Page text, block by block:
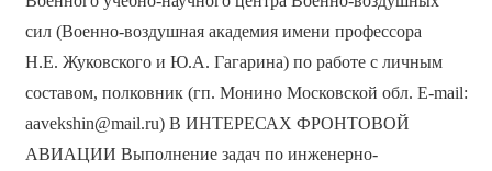
сил (Военно-воздушная академия имени профессора
Н.Е. Жуковского и Ю.А. Гагарина) по работе с личным
составом, полковник (гп. Монино Московской обл. E-mail:
aavekshin@mail.ru) В ИНТЕРЕСАХ ФРОНТОВОЙ
АВИАЦИИ Выполнение задач по инженерно-